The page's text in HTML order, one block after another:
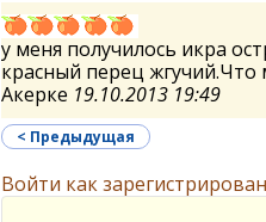
у меня получилось икра
красный перец жгучий.Что
Акерке 19.10.2013 19:49
< Предыдущая
Войти как